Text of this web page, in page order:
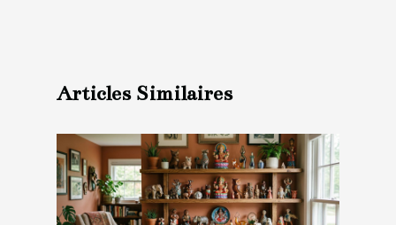
Articles Similaires